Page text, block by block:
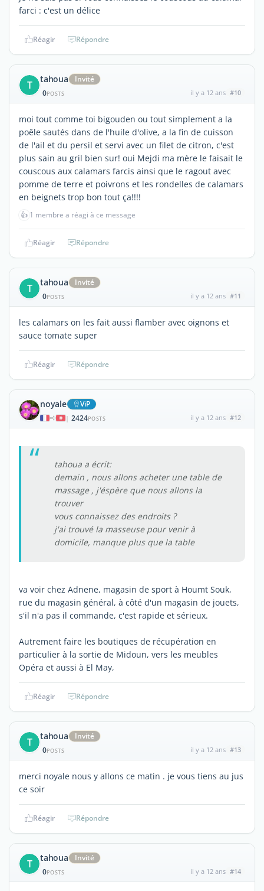
farci : c'est un délice
Réagir Répondre
T tahoua
Invité
0POSTS il y a 12 ans #10
moi tout comme toi bigouden ou tout simplement a la
poêle sautés dans de l'huile d'olive, a la fin de cuisson
de l'ail et du persil et servi avec un filet de citron, c'est
plus sain au gril bien sur! oui Mejdi ma mère le faisait le
couscous aux calamars farcis ainsi que le ragout avec
pomme de terre et poivrons et les rondelles de calamars
en beignets trop bon tout ça!!!!
👍 1 membre a réagi à ce message
Réagir Répondre
T tahoua
Invité
0POSTS il y a 12 ans #11
les calamars on les fait aussi flamber avec oignons et
sauce tomate super
Réagir Répondre
noyale ViP
| 2424POSTS il y a 12 ans #12
tahoua a écrit:
demain , nous allons acheter une table de
massage , j'éspère que nous allons la
trouver
vous connaissez des endroits ?
j'ai trouvé la masseuse pour venir à
domicile, manque plus que la table
va voir chez Adnene, magasin de sport à Houmt Souk,
rue du magasin général, à côté d'un magasin de jouets,
s'il n'a pas il commande, c'est rapide et sérieux.
Autrement faire les boutiques de récupération en
particulier à la sortie de Midoun, vers les meubles
Opéra et aussi à El May,
Réagir Répondre
T tahoua
Invité
0POSTS il y a 12 ans #13
merci noyale nous y allons ce matin . je vous tiens au jus
ce soir
Réagir Répondre
T tahoua
Invité
0POSTS il y a 12 ans #14